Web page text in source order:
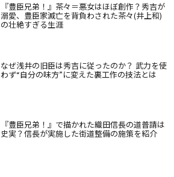
『豊臣兄弟！』茶々＝悪女はほぼ創作？秀吉が
溺愛、豊臣家滅亡を背負わされた茶々(井上和)
の壮絶すぎる生涯
なぜ浅井の旧臣は秀吉に従ったのか？ 武力を使
わず“自分の味方”に変えた裏工作の技法とは
『豊臣兄弟！』で描かれた織田信長の道普請は
史実？信長が実施した街道整備の施策を紹介